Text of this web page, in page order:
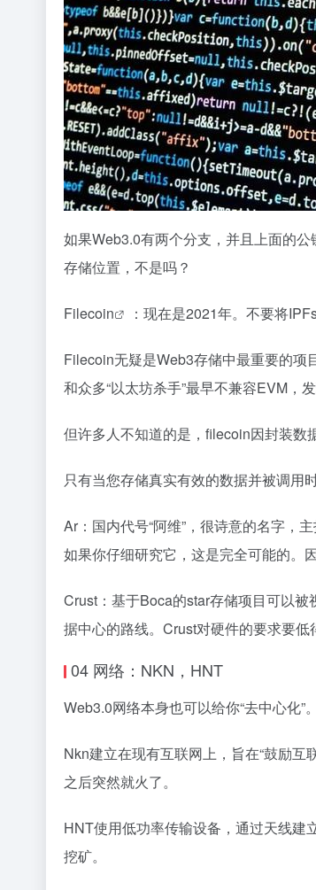
如果Web3.0有两个分支，并且上面的
存储位置，不是吗？
Filecoin ：现在是2021年。不要将
Filecoin无疑是Web3存储中最重要的项
和众多“以太坊杀手”最早不兼容EVM，
但许多人不知道的是，filecoin因封装数
只有当您存储真实有效的数据并被调用
Ar：国内代号“阿维”，很诗意的名字，
如果你仔细研究它，这是完全可能的。
Crust：基于Boca的star存储项目可以
据中心的路线。Crust对硬件的要求要低
04 网络：NKN，HNT
Web3.0网络本身也可以给你“去中心化”
Nkn建立在现有互联网上，旨在“鼓励
之后突然就火了。
HNT使用低功率传输设备，通过天线建
挖矿。